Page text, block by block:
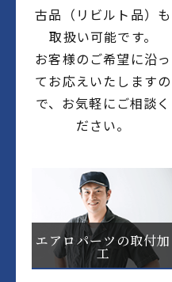
古品（リビルト品）も
取扱い可能です。
お客様のご希望に沿っ
てお応えいたしますの
で、お気軽にご相談く
ださい。
エアロパーツの取付加
工